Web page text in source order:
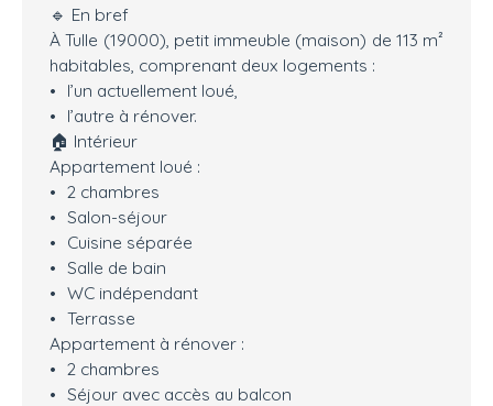
🔹 En bref
À Tulle (19000), petit immeuble (maison) de 113 m²
habitables, comprenant deux logements :
l’un actuellement loué,
l’autre à rénover.
🏠 Intérieur
Appartement loué :
2 chambres
Salon-séjour
Cuisine séparée
Salle de bain
WC indépendant
Terrasse
Appartement à rénover :
2 chambres
Séjour avec accès au balcon